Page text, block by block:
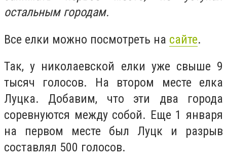
остальным городам.
Все елки можно посмотреть на сайте.
Так, у николаевской елки уже свыше 9
тысяч голосов. На втором месте елка
Луцка. Добавим, что эти два города
соревнуются между собой. Еще 1 января
на первом месте был Луцк и разрыв
составлял 500 голосов.